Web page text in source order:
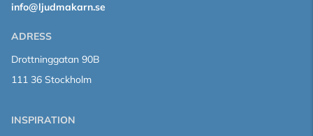
info@ljudmakarn.se
ADRESS
Drottninggatan 90B
111 36 Stockholm
INSPIRATION